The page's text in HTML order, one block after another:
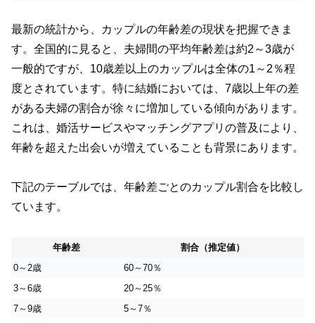
最新の統計から、カップルの年齢差の現状を把握できま
す。全国的に見ると、夫婦間の平均年齢差は約2～3歳が
一般的ですが、10歳差以上のカップルは全体の1～2％程
度とされています。特に結婚においては、7歳以上年の差
がある夫婦の割合が徐々に増加している傾向があります。
これは、婚活サービスやマッチングアプリの普及により、
年齢を超えた出会いが増えていることも背景にあります。
下記のテーブルでは、年齢差ごとのカップル割合を比較し
ています。
年齢差
割合（推定値）
0～2歳
60～70％
3～6歳
20～25％
7～9歳
5～7％